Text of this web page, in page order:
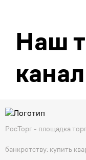
Наш
канал
РосТорг - площадка
банкротству: купить